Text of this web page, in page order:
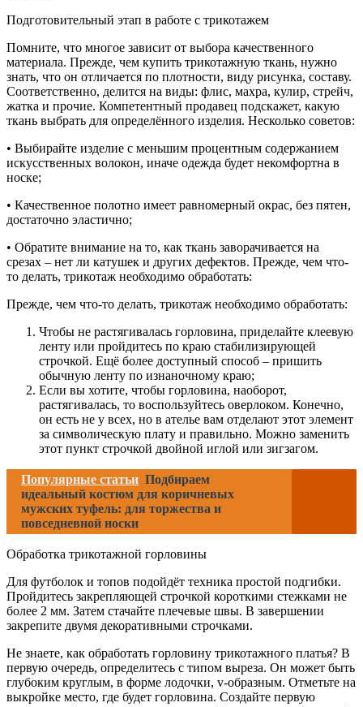
Подготовительный этап в работе с трикотажем
Помните, что многое зависит от выбора качественного
материала. Прежде, чем купить трикотажную ткань, нужно
знать, что он отличается по плотности, виду рисунка, составу.
Соответственно, делится на виды: флис, махра, кулир, стрейч,
жатка и прочие. Компетентный продавец подскажет, какую
ткань выбрать для определённого изделия. Несколько советов:
• Выбирайте изделие с меньшим процентным содержанием
искусственных волокон, иначе одежда будет некомфортна в
носке;
• Качественное полотно имеет равномерный окрас, без пятен,
достаточно эластично;
• Обратите внимание на то, как ткань заворачивается на
срезах – нет ли катушек и других дефектов. Прежде, чем что-
то делать, трикотаж необходимо обработать:
Прежде, чем что-то делать, трикотаж необходимо обработать:
Чтобы не растягивалась горловина, приделайте клеевую
ленту или пройдитесь по краю стабилизирующей
строчкой. Ещё более доступный способ – пришить
обычную ленту по изнаночному краю;
Если вы хотите, чтобы горловина, наоборот,
растягивалась, то воспользуйтесь оверлоком. Конечно,
он есть не у всех, но в ателье вам отделают этот элемент
за символическую плату и правильно. Можно заменить
этот пункт строчкой двойной иглой или зигзагом.
Популярные статьи Подбираем
идеальный костюм для коричневых
мужских туфель: для торжества и
повседневной носки
Обработка трикотажной горловины
Для футболок и топов подойдёт техника простой подгибки.
Пройдитесь закрепляющей строчкой короткими стежками не
более 2 мм. Затем стачайте плечевые швы. В завершении
закрепите двумя декоративными строчками.
Не знаете, как обработать горловину трикотажного платья? В
первую очередь, определитесь с типом выреза. Он может быть
глубоким круглым, в форме лодочки, v-образным. Отметьте на
выкройке место, где будет горловина. Создайте первую